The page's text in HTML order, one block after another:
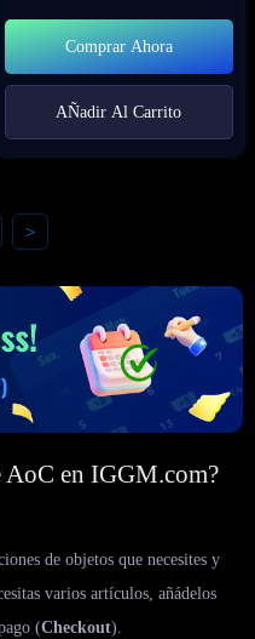
Comprar Ahora
AÑadir Al Carrito
>
AoC en IGGM.com?
de objetos que necesites y
varios artículos, añádelos
(Checkout).